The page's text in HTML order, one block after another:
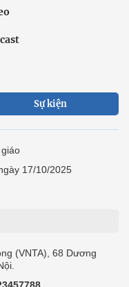
Sự kiện
17/10/2025
(VNTA), 68 Dương